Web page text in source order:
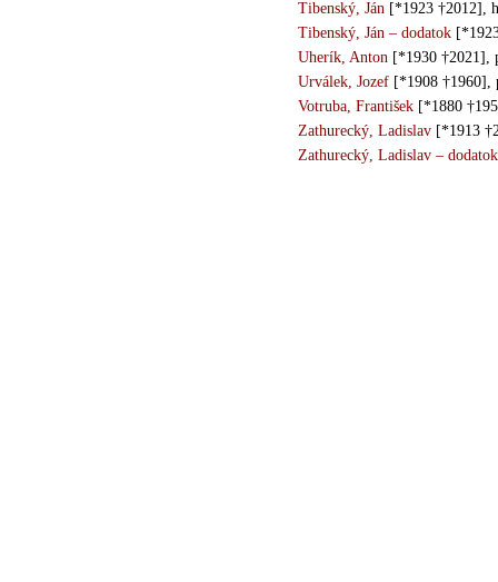
Tibenský, Ján [*1923 †2012],
Tibenský, Ján – dodatok
Uherík, Anton [*1930 †2021],
Urválek, Jozef [*1908 †1960],
Votruba, František [*1880
Zathurecký, Ladislav [*1913
Zathurecký, Ladislav – dodatok